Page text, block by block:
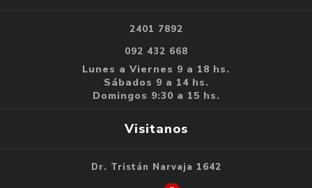
2401 7892
092 432 668
Lunes a Viernes 9 a 18 hs.
Sábados 9 a 14 hs.
Domingos 9:30 a 15 hs.
Visitanos
Dr. Tristán Narvaja 1642